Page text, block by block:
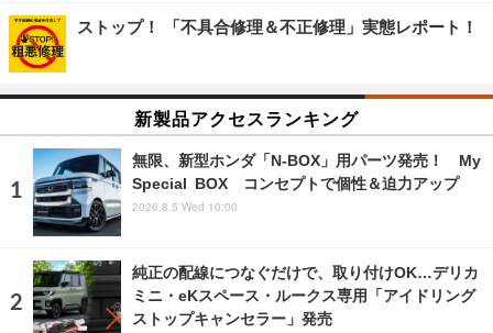
ストップ！ 「不具合修理＆不正修理」実態レポート！
新製品アクセスランキング
無限、新型ホンダ「N-BOX」用パーツ発売！ My
Special BOX コンセプトで個性＆迫力アップ
2026.8.5 Wed 10:00
純正の配線につなぐだけで、取り付けOK…デリカ
ミニ・eKスペース・ルークス専用「アイドリング
ストップキャンセラー」発売